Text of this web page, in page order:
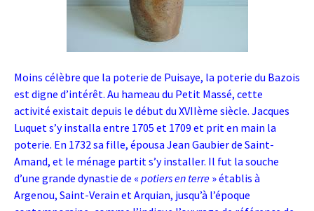
Moins célèbre que la poterie de Puisaye, la poterie du Bazois
est digne d’intérêt. Au hameau du Petit Massé, cette
activité existait depuis le début du XVIIème siècle. Jacques
Luquet s’y installa entre 1705 et 1709 et prit en main la
poterie. En 1732 sa fille, épousa Jean Gaubier de Saint-
Amand, et le ménage partit s’y installer. Il fut la souche
d’une grande dynastie de « potiers en terre » établis à
Argenou, Saint-Verain et Arquian, jusqu’à l’époque